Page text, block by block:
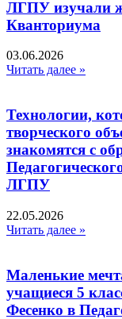
ЛГПУ изучали
Кванториума
03.06.2026
Читать далее »
Технологии,
творческого
знакомятся с
ЛГПУ
22.05.2026
Читать далее »
Маленькие
учащиеся 5
Фесенко в